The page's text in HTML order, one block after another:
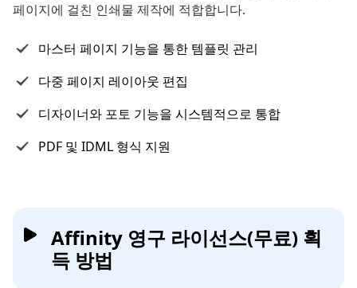
페이지에 걸친 인쇄물 제작에 적합합니다.
마스터 페이지 기능을 통한 템플릿 관리
다중 페이지 레이아웃 편집
디자이너와 포토 기능을 시스템적으로 통합
PDF 및 IDML 형식 지원
Affinity 영구 라이선스(무료) 획
득 방법